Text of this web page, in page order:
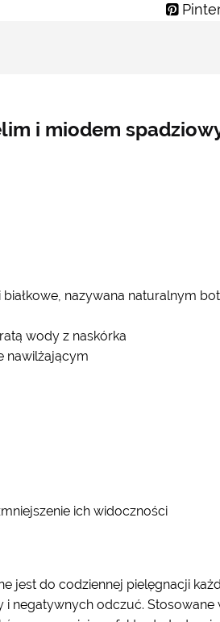
i miodem
nazywana naturalnym
wody z naskórka
nawilżającym
ich widoczności
jest do codziennej pielęgnacji
negatywnych odczuć.